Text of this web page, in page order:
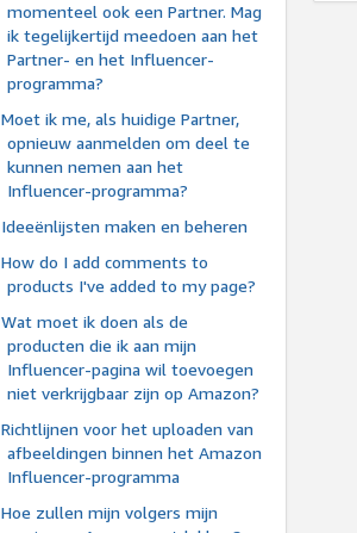
momenteel ook een Partner. Mag
ik tegelijkertijd meedoen aan het
Partner- en het Influencer-
programma?
Moet ik me, als huidige Partner,
opnieuw aanmelden om deel te
kunnen nemen aan het
Influencer-programma?
Ideeënlijsten maken en beheren
How do I add comments to
products I've added to my page?
Wat moet ik doen als de
producten die ik aan mijn
Influencer-pagina wil toevoegen
niet verkrijgbaar zijn op Amazon?
Richtlijnen voor het uploaden van
afbeeldingen binnen het Amazon
Influencer-programma
Hoe zullen mijn volgers mijn